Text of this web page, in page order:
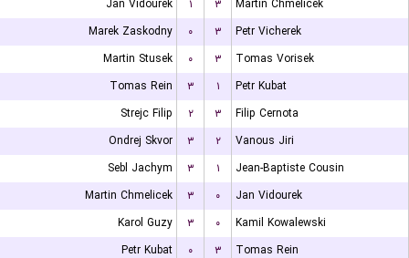
Jan Vidourek ۱ ۳
Martin Chmelicek
Marek Zaskodny
۰ ۳
Petr Vicherek
Martin Stusek
۰ ۳
Tomas Vorisek
Tomas Rein
۳ ۱
Petr Kubat
Strejc Filip
۲ ۳
Filip Cernota
Ondrej Skvor
۳ ۲
Vanous Jiri
Sebl Jachym
۳ ۱
Jean-Baptiste Cousin
Martin Chmelicek
۳ ۰
Jan Vidourek
Karol Guzy
۳ ۰
Kamil Kowalewski
Petr Kubat
۰ ۳
Tomas Rein